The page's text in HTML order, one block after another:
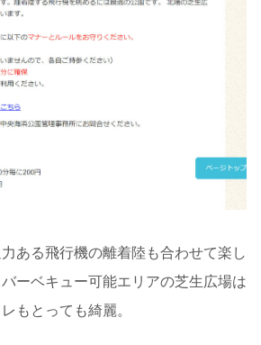
ある飛行機の離着陸も合わせて楽し
ーベキュー可能エリアの芝生広場は
もとっても綺麗。